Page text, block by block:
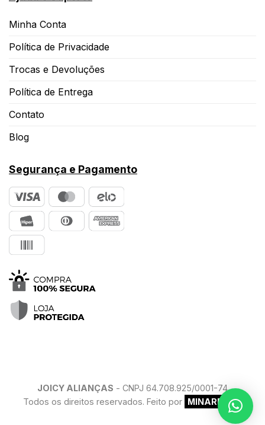
Minha Conta
Política de Privacidade
Trocas e Devoluções
Política de Entrega
Contato
Blog
Segurança e Pagamento
JOICY ALIANÇAS - CNPJ 64.708.925/0001-74
Todos os direitos reservados. Feito por MINARELLO